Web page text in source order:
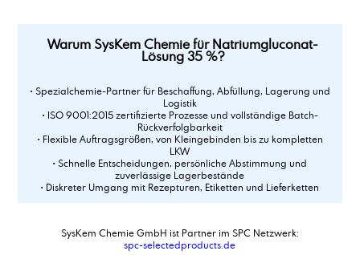
Warum SysKem Chemie für Natriumgluconat-
Lösung 35 %?
• Spezialchemie-Partner für Beschaffung, Abfüllung, Lagerung und
Logistik
• ISO 9001:2015 zertifizierte Prozesse und vollständige Batch-
Rückverfolgbarkeit
• Flexible Auftragsgrößen, von Kleingebinden bis zu kompletten
LKW
• Schnelle Entscheidungen, persönliche Abstimmung und
zuverlässige Lagerbestände
• Diskreter Umgang mit Rezepturen, Etiketten und Lieferketten
SysKem Chemie GmbH ist Partner im SPC Netzwerk:
spc-selectedproducts.de